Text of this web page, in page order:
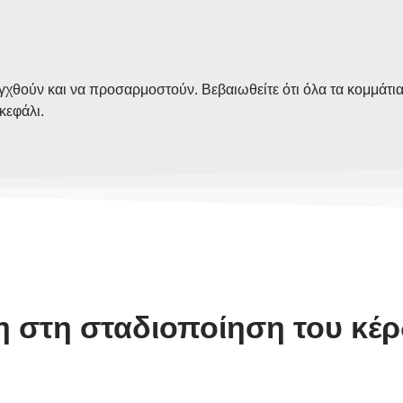
και να προσαρμοστούν. Βεβαιωθείτε ότι όλα τα κομμάτια
στη σταδιοποίηση του